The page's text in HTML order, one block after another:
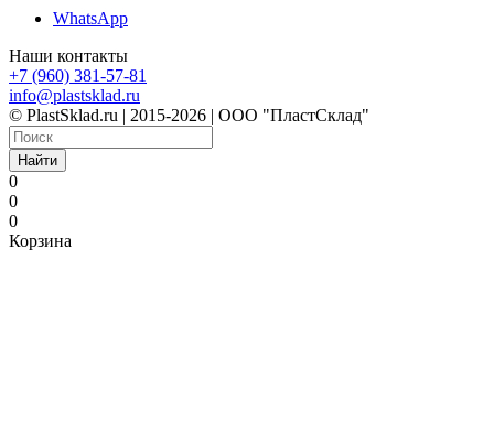
WhatsApp
Наши контакты
+7 (960) 381-57-81
info@plastsklad.ru
© PlastSklad.ru | 2015-2026 | ООО "ПластСклад"
Найти
0
0
0
Корзина